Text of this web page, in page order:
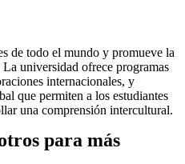
de todo el mundo y promueve la
universidad ofrece programas
internacionales, y
que permiten a los estudiantes
una comprensión intercultural.
para más